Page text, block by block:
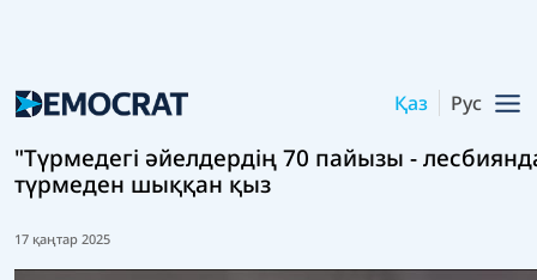
Қаз Рус
"Түрмедегі әйелдердің 70 пайызы -
түрмеден шыққан қыз
17 қаңтар 2025